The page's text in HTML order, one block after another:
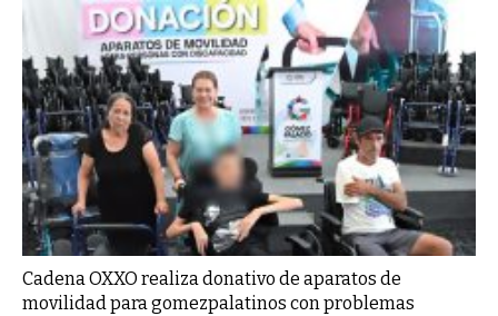
Cadena OXXO realiza donativo de aparatos de
movilidad para gomezpalatinos con problemas